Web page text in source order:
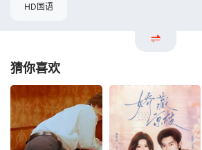
HD国语
猜你喜欢